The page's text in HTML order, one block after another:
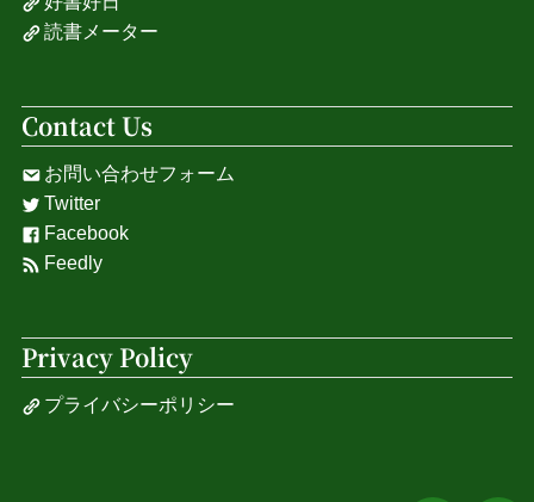
読書メーター
Contact Us
お問い合わせフォーム
Twitter
Facebook
Feedly
Privacy Policy
プライバシーポリシー